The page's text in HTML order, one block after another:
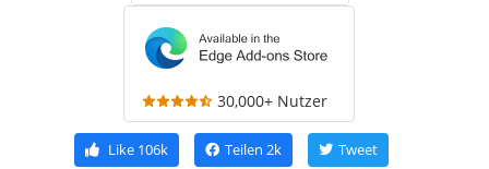
30,000+ Nutzer
Like 106k Teilen 2k Tweet